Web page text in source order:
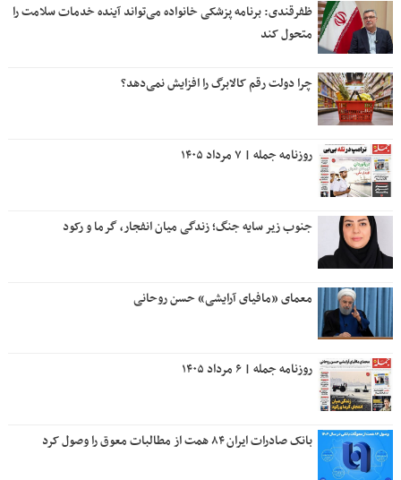
ظفرقندی: برنامه پزشکی خانواده می‌تواند آینده خدمات سلامت را
متحول کند
چرا دولت رقم کالابرگ را افزایش نمی‌دهد؟
روزنامه جمله | ۷ مرداد ۱۴۰۵
جنوب زیر سایه جنگ؛ زندگی میان انفجار، گرما و رکود
معمای «مافیای آرایشی» حسن روحانی
روزنامه جمله | ۶ مرداد ۱۴۰۵
بانک صادرات ایران ۸۴ همت از مطالبات معوق را وصول کرد